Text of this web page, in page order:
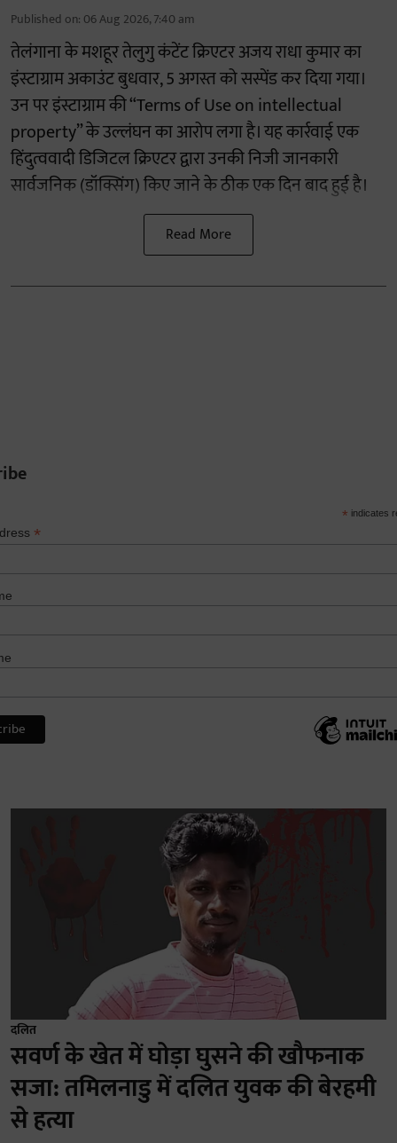
Published on: 06 Aug 2026, 7:40 am
तेलंगाना के मशहूर तेलुगु कंटेंट क्रिएटर अजय राधा कुमार का
इंस्टाग्राम अकाउंट बुधवार, 5 अगस्त को सस्पेंड कर दिया गया।
उन पर इंस्टाग्राम की “Terms of Use on intellectual
property” के उल्लंघन का आरोप लगा है। यह कार्रवाई एक
हिंदुत्ववादी डिजिटल क्रिएटर द्वारा उनकी निजी जानकारी
सार्वजनिक (डॉक्सिंग) किए जाने के ठीक एक दिन बाद हुई है।
Read More
* indicates
*
दलित
सवर्ण के खेत में घोड़ा घुसने की खौफनाक
सजा: तमिलनाडु में दलित युवक की बेरहमी
से हत्या